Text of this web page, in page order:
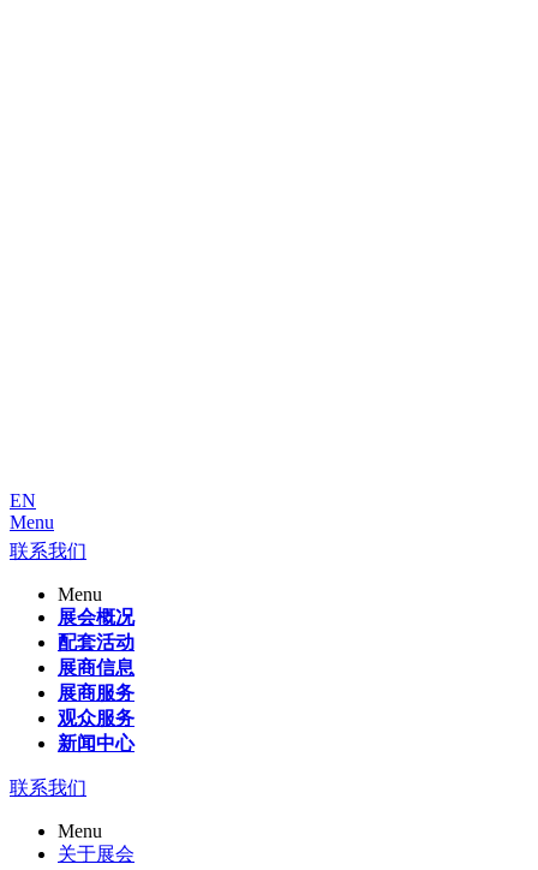
EN
Menu
联系我们
Menu
展会概况
配套活动
展商信息
展商服务
观众服务
新闻中心
联系我们
Menu
关于展会